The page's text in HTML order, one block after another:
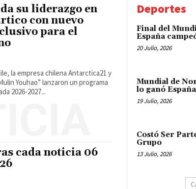
su liderazgo en
con nuevo
para el
la empresa chilena Antarctica21 y
Youhao” lanzaron un programa
2026-2027...
cada noticia 06
Deportes
Final del
España
20 Julio, 2026
Mundial de
lo ganó España
19 Julio, 2026
Costó Ser
Grupo
13 Julio, 2026